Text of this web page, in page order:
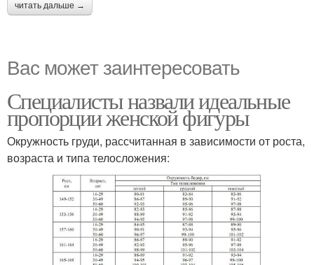
читать дальше →
Вас может заинтересовать
Специалисты назвали идеальные
пропорции женской фигуры
Окружность груди, рассчитанная в зависимости от роста,
возраста и типа телосложения: